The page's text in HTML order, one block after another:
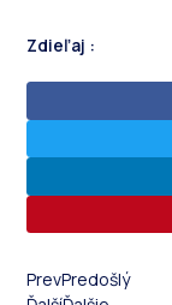
Zdieľaj :
PrevPredošlý